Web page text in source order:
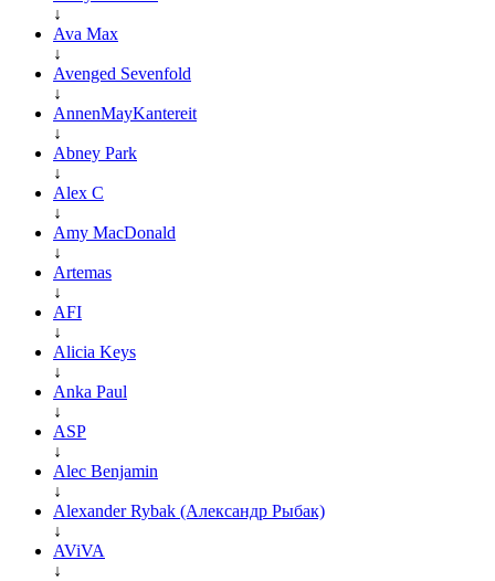
↓
Ava Max
↓
Avenged Sevenfold
↓
AnnenMayKantereit
↓
Abney Park
↓
Alex C
↓
Amy MacDonald
↓
Artemas
↓
AFI
↓
Alicia Keys
↓
Anka Paul
↓
ASP
↓
Alec Benjamin
↓
Alexander Rybak (Александр Рыбак)
↓
AViVA
↓